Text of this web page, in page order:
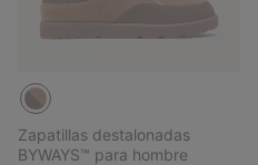
Zapatillas destalonadas
BYWAYS™ para hombre